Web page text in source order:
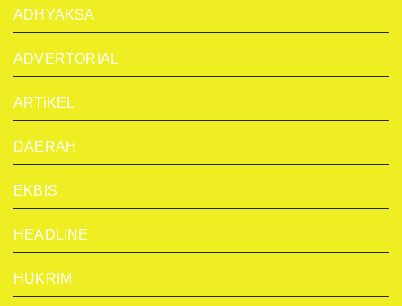
ADHYAKSA
ADVERTORIAL
ARTiKEL
DAERAH
EKBIS
HEADLINE
HUKRIM